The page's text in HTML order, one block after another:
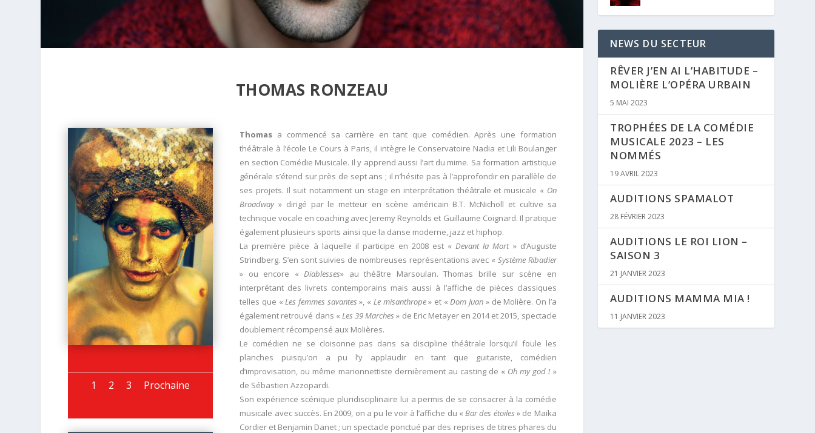
THOMAS RONZEAU
1 2 3 Prochaine
Thomas a commencé sa carrière en tant que comédien. Après une formation
théâtrale à l’école Le Cours à Paris, il intègre le Conservatoire Nadia et Lili Boulanger
en section Comédie Musicale. Il y apprend aussi l’art du mime. Sa formation artistique
générale s’étend sur près de sept ans ; il n’hésite pas à l’approfondir en parallèle de
ses projets. Il suit notamment un stage en interprétation théâtrale et musicale « On
Broadway» dirigé par le metteur en scène américain B.T. McNicholl et cultive sa
technique vocale en coaching avec Jeremy Reynolds et Guillaume Coignard. Il pratique
également plusieurs sports ainsi que la danse moderne, jazz et hiphop.
La première pièce à laquelle il participe en 2008 est «Devant la Mort» d’Auguste
Strindberg. S’en sont suivies de nombreuses représentations avec « Système Ribadier
» ou encore «Diablesses» au théâtre Marsoulan. Thomas brille sur scène en
interprétant des livrets contemporains mais aussi à l’affiche de pièces classiques
telles que «Les femmes savantes », « Le misanthrope» et «Dom Juan » de Molière. On l’a
également retrouvé dans « Les 39 Marches » de Eric Metayer en 2014 et 2015, spectacle
doublement récompensé aux Molières.
Le comédien ne se cloisonne pas dans sa discipline théâtrale lorsqu’il foule les
planches puisqu’on a pu l’y applaudir en tant que guitariste, comédien
d’improvisation, ou même marionnettiste dernièrement au casting de « Oh my god !»
de Sébastien Azzopardi.
Son expérience scénique pluridisciplinaire lui a permis de se consacrer à la comédie
musicale avec succès. En 2009, on a pu le voir à l’affiche du «Bar des étoiles» de Maïka
Cordier et Benjamin Danet ; un spectacle ponctué par des reprises de titres phares du
NEWS DU SECTEUR
RÊVER J’EN AI L’HABITUDE –
MOLIÈRE L’OPÉRA URBAIN
5 MAI 2023
TROPHÉES DE LA COMÉDIE
MUSICALE 2023 – LES
NOMMÉS
19 AVRIL 2023
AUDITIONS SPAMALOT
28 FÉVRIER 2023
AUDITIONS LE ROI LION –
SAISON 3
21 JANVIER 2023
AUDITIONS MAMMA MIA !
11 JANVIER 2023